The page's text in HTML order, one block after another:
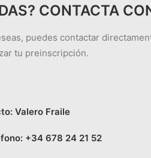
CONTACTA
puedes contactar
tu preinscripción.
Valero Fraile
+34 678 24 21 52